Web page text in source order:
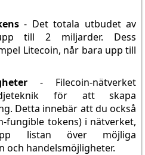
- Det totala utbudet av
till 2 miljarder. Dess
Litecoin, når bara upp till
- Filecoin-nätverket
för att skapa
Detta innebär att du också
fungible tokens) i nätverket,
listan över möjliga
och handelsmöjligheter.